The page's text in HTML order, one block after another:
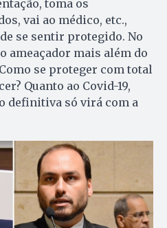
toma os
vai ao médico, etc.,
se sentir protegido. No
ameaçador mais além do
se proteger com total
Quanto ao Covid-19,
definitiva só virá com a